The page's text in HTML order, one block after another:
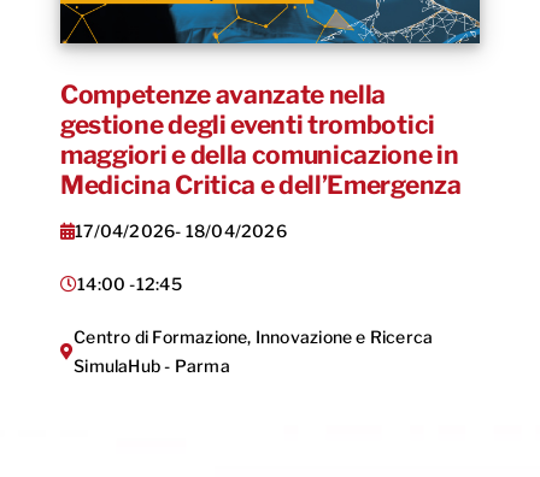
Competenze avanzate nella
gestione degli eventi trombotici
maggiori e della comunicazione in
Medicina Critica e dell’Emergenza
17/04/2026- 18/04/2026
14:00 -12:45
Centro di Formazione, Innovazione e Ricerca
SimulaHub - Parma